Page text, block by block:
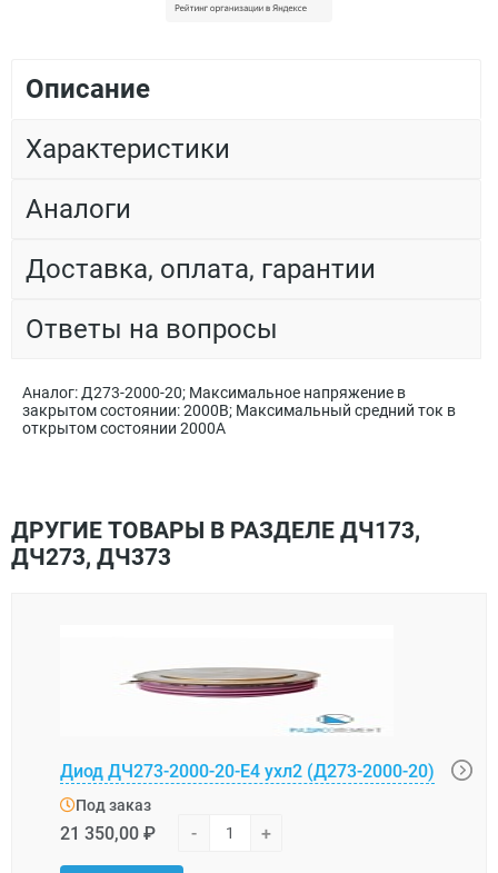
Описание
Характеристики
Аналоги
Доставка, оплата, гарантии
Ответы на вопросы
Аналог: Д273-2000-20; Максимальное напряжение в
закрытом состоянии: 2000В; Максимальный средний ток в
открытом состоянии 2000А
ДРУГИЕ ТОВАРЫ В РАЗДЕЛЕ ДЧ173,
ДЧ273, ДЧ373
Диод ДЧ273-2000-20-Е4 ухл2 (Д273-2000-20)
Под заказ
21 350,00 ₽ - +